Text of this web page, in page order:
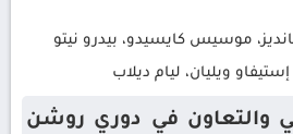
موسيس كايسيدو، بيدرو نيتو
ويليان، ليام ديلاب
والتعاون في دوري روشن